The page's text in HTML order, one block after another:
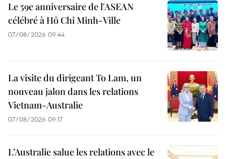
Le 59e anniversaire de l'ASEAN
célébré à Hô Chi Minh-Ville
07/08/2026 09:44
La visite du dirigeant To Lam, un
nouveau jalon dans les relations
Vietnam-Australie
07/08/2026 09:17
L’Australie salue les relations avec le